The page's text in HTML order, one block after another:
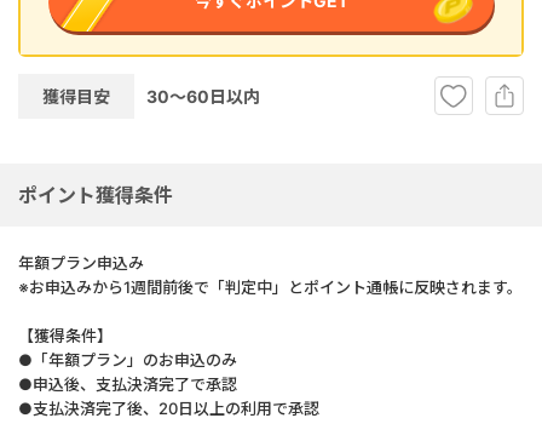
獲得目安 30～60日以内
ポイント獲得条件
年額プラン申込み
※お申込みから1週間前後で「判定中」とポイント通帳に反映されます。
【獲得条件】
●「年額プラン」のお申込のみ
●申込後、支払決済完了で承認
●支払決済完了後、20日以上の利用で承認